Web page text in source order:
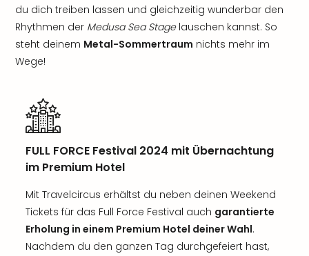
du dich treiben lassen und gleichzeitig wunderbar den
Rhythmen der Medusa Sea Stagelauschen kannst. So
steht deinem Metal-Sommertraum nichts mehr im
Wege!
FULL FORCE Festival 2024 mit Übernachtung
im Premium Hotel
Mit Travelcircus erhältst du neben deinen Weekend
Tickets für das Full Force Festival auch garantierte
Erholung in einem Premium Hotel deiner Wahl.
Nachdem du den ganzen Tag durchgefeiert hast,